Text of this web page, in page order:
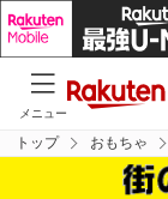
メニュー
トップ おもちゃ